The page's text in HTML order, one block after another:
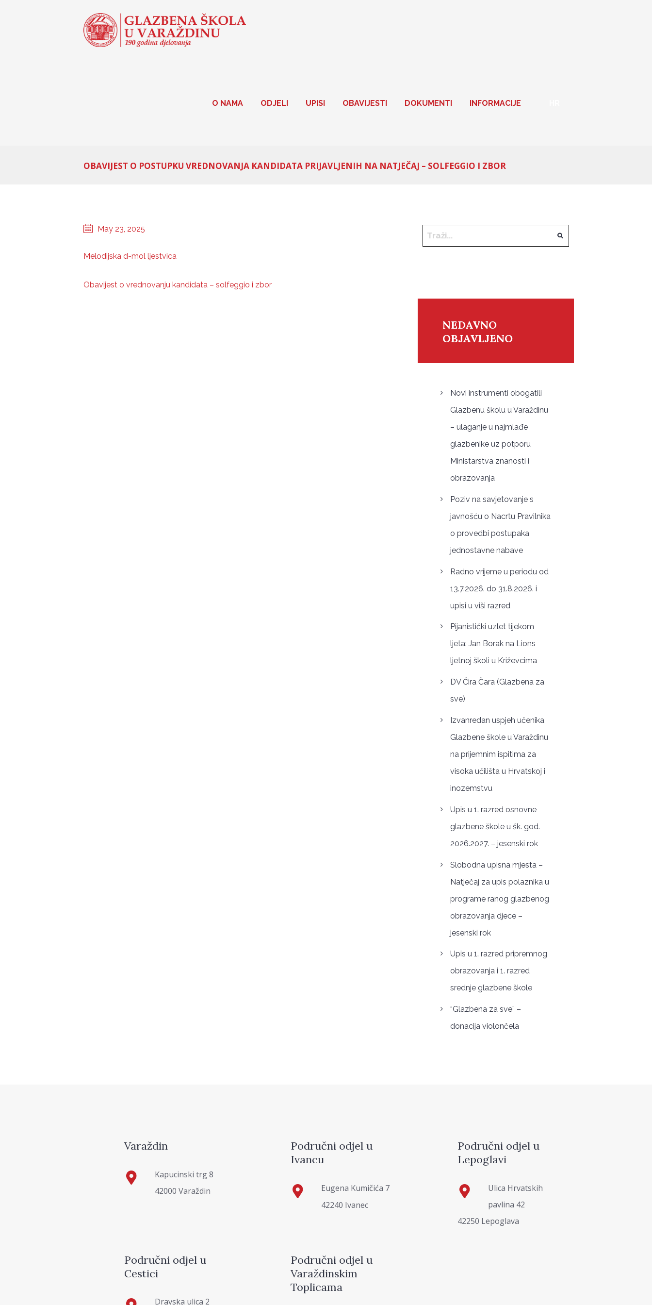
O NAMA ODJELI UPISI OBAVIJESTI DOKUMENTI INFORMACIJE
OBAVIJEST O POSTUPKU VREDNOVANJA KANDIDATA PRIJAVLJENIH NA NATJEČAJ – SOLFEGGIO I ZBOR
May 23, 2025
Melodijska d-mol ljestvica
Obavijest o vrednovanju kandidata – solfeggio i zbor
NEDAVNO
OBJAVLJENO
Novi instrumenti obogatili
Glazbenu školu u Varaždinu
– ulaganje u najmlađe
glazbenike uz potporu
Ministarstva znanosti i
obrazovanja
Poziv na savjetovanje s
javnošću o Nacrtu Pravilnika
o provedbi postupaka
jednostavne nabave
Radno vrijeme u periodu od
13.7.2026. do 31.8.2026. i
upisi u viši razred
Pijanistički uzlet tijekom
ljeta: Jan Borak na Lions
ljetnoj školi u Križevcima
DV Čira Čara (Glazbena za
sve)
Izvanredan uspjeh učenika
Glazbene škole u Varaždinu
na prijemnim ispitima za
visoka učilišta u Hrvatskoj i
inozemstvu
Upis u 1. razred osnovne
glazbene škole u šk. god.
2026.2027. – jesenski rok
Slobodna upisna mjesta –
Natječaj za upis polaznika u
programe ranog glazbenog
obrazovanja djece –
jesenski rok
Upis u 1. razred pripremnog
obrazovanja i 1. razred
srednje glazbene škole
“Glazbena za sve” –
donacija violončela
Varaždin
Kapucinski trg 8
42000 Varaždin
Područni odjel u
Ivancu
Eugena Kumičića 7
42240 Ivanec
Područni odjel u
Lepoglavi
Ulica Hrvatskih
pavlina 42
42250 Lepoglava
Područni odjel u
Cestici
Dravska ulica 2
Područni odjel u
Varaždinskim
Toplicama